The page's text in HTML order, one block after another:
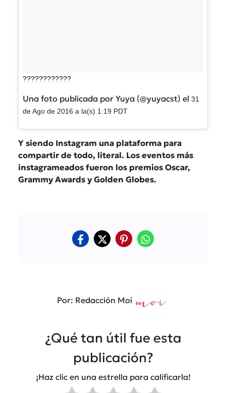
????????????
Una foto publicada por Yuya (@yuyacst) el 31
de Ago de 2016 a la(s) 1:19 PDT
Y siendo Instagram una plataforma para
compartir de todo, literal. Los eventos más
instagrameados fueron los premios Oscar,
Grammy Awards y Golden Globes.
Por: Redacción Moi
¿Qué tan útil fue esta
publicación?
¡Haz clic en una estrella para calificarla!